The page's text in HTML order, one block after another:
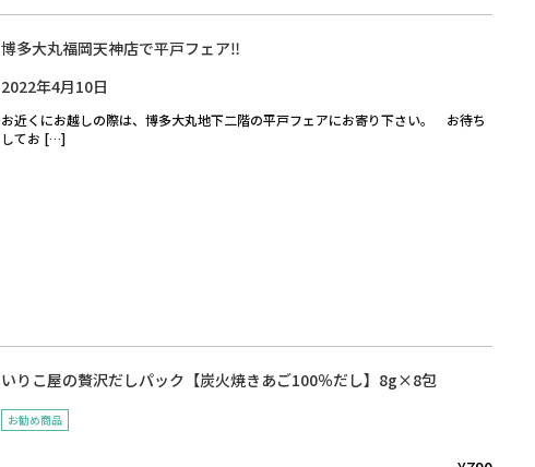
博多大丸福岡天神店で平戸フェア‼︎
2022年4月10日
お近くにお越しの際は、博多大丸地下二階の平戸フェアにお寄り下さい。 お待ち
してお […]
いりこ屋の贅沢だしパック【炭火焼きあご100％だし】8g×8包
お勧め商品